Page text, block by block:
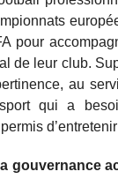
pour
de leur club.
au
qui a
gouvernance